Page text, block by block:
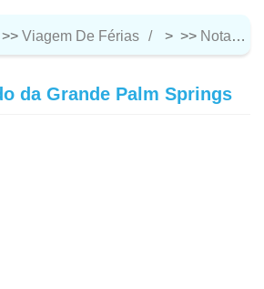
>> Viagem De Férias > >> Notas De Viagem
da Grande Palm Springs